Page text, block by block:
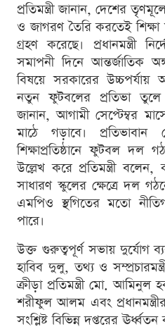
প্রতিমন্ত্রী জানান, দেশের
ও জাগরণ তৈরি করতেই শিক্ষা
গ্রহণ করেছে। প্রধানমন্ত্রী
সমাপনী দিনে আন্তর্জাতিক
বিষয়ে সরকারের উচ্চপর্যায়
নতুন ফুটবলের প্রতিভা
জানান, আগামী সেপ্টেম্বর
মাঠে গড়াবে। প্রতিভাবান
শিক্ষাপ্রতিষ্ঠানে ফুটবল দল
উল্লেখ করে প্রতিমন্ত্রী
সাধারণ স্কুলের ক্ষেত্রে দল
এমপিও স্থগিতের মতো
পারে।
উক্ত গুরুত্বপূর্ণ সভায় দুর্যোগ
হাবিব দুলু, তথ্য ও
ক্রীড়া প্রতিমন্ত্রী মো. আমিনুল
শরীফুল আলম এবং
সংশ্লিষ্ট বিভিন্ন দপ্তরের